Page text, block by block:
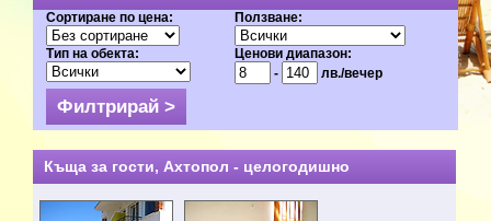
къщи за гости - Ахтопол (54) на цени
от 8 лв.
Сортиране по цена: Ползване:
Тип на обекта:
Ценови диапазон:
-
лв./вечер
Къща за гости, Ахтопол - целогодишно